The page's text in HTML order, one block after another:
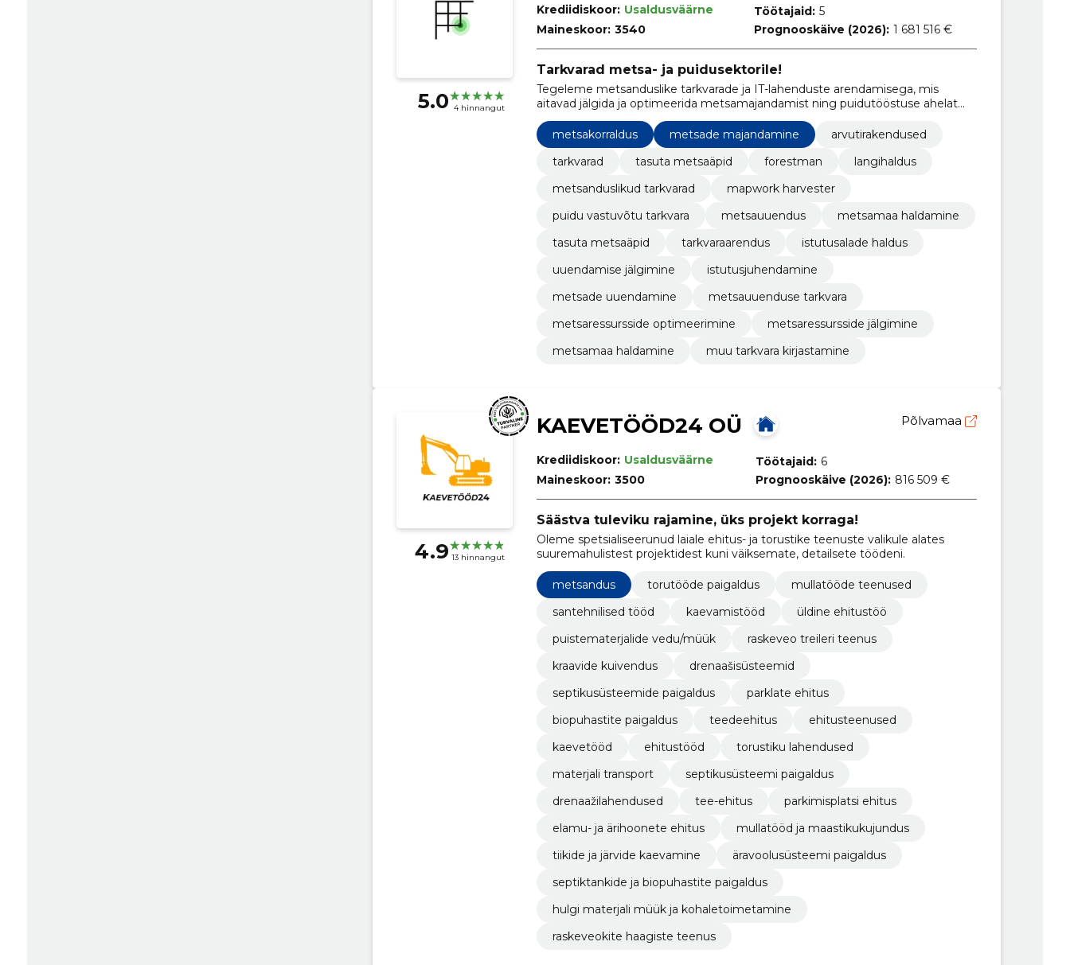
5.0 4 hinnangut
Krediidiskoor: Usaldusväärne
Maineskoor: 3540
Töötajaid: 5
Prognooskäive (2026): 1 681 516 €
Tarkvarad metsa- ja puidusektorile!
Tegeleme metsanduslike tarkvarade ja IT-lahenduste arendamisega, mis
aitavad jälgida ja optimeerida metsamajandamist ning puidutööstuse ahelat
Baltikumis.
metsakorraldus
metsade majandamine
arvutirakendused
tarkvarad
tasuta metsaäpid forestman
langihaldus
metsanduslikud tarkvarad
mapwork harvester
puidu vastuvõtu tarkvara
metsauuendus
metsamaa haldamine
tasuta metsaäpid
tarkvaraarendus
istutusalade haldus
uuendamise jälgimine
istutusjuhendamine
metsade uuendamine
metsauuenduse tarkvara
metsaressursside optimeerimine
metsaressursside jälgimine
metsamaa haldamine
muu tarkvara kirjastamine
4.9 13 hinnangut
KAEVETÖÖD24 OÜ Põlvamaa
Krediidiskoor: Usaldusväärne
Maineskoor: 3500
Töötajaid: 6
Prognooskäive (2026): 816 509 €
Säästva tuleviku rajamine, üks projekt korraga!
Oleme spetsialiseerunud laiale ehitus- ja torustike teenuste valikule alates
suuremahulistest projektidest kuni väiksemate, detailsete töödeni.
metsandus torutööde paigaldus
mullatööde teenused
santehnilised tööd
kaevamistööd
üldine ehitustöö
puistematerjalide vedu/müük
raskeveo treileri teenus
kraavide kuivendus
drenaašisüsteemid
septikusüsteemide paigaldus
parklate ehitus
biopuhastite paigaldus
teedeehitus
ehitusteenused
kaevetööd
ehitustööd
torustiku lahendused
materjali transport
septikusüsteemi paigaldus
drenaažilahendused
tee-ehitus
parkimisplatsi ehitus
elamu- ja ärihoonete ehitus
mullatööd ja maastikukujundus
tiikide ja järvide kaevamine
äravoolusüsteemi paigaldus
septiktankide ja biopuhastite paigaldus
hulgi materjali müük ja kohaletoimetamine
raskeveokite haagiste teenus